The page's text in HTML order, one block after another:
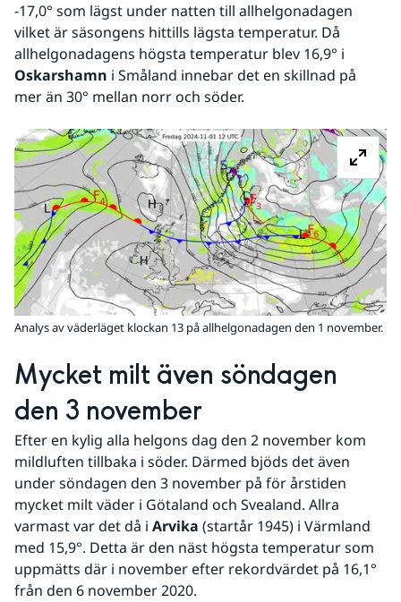
-17,0° som lägst under natten till allhelgonadagen
vilket är säsongens hittills lägsta temperatur. Då
Oskarshamn i Småland innebar det en skillnad på
mer än 30° mellan norr och söder.
Analys av väderläget klockan 13 på allhelgonadagen den 1 november.
Mycket milt även söndagen
den 3 november
Efter en kylig alla helgons dag den 2 november kom
mildluften tillbaka i söder. Därmed bjöds det även
under söndagen den 3 november på för årstiden
mycket milt väder i Götaland och Svealand. Allra
varmast var det då i Arvika (startår 1945) i Värmland
med 15,9°. Detta är den näst högsta temperatur som
uppmätts där i november efter rekordvärdet på 16,1°
från den 6 november 2020.